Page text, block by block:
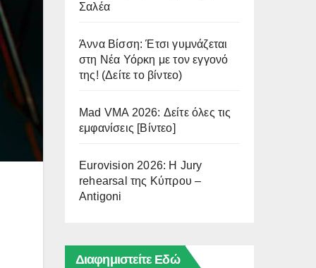
Σαλέα
Άννα Βίσση: Έτσι γυμνάζεται
στη Νέα Υόρκη με τον εγγονό
της! (Δείτε το βίντεο)
Mad VMA 2026: Δείτε όλες τις
εμφανίσεις [Βίντεο]
Eurovision 2026: Η Jury
rehearsal της Κύπρου –
Antigoni
Διαφημιστείτε Εδώ